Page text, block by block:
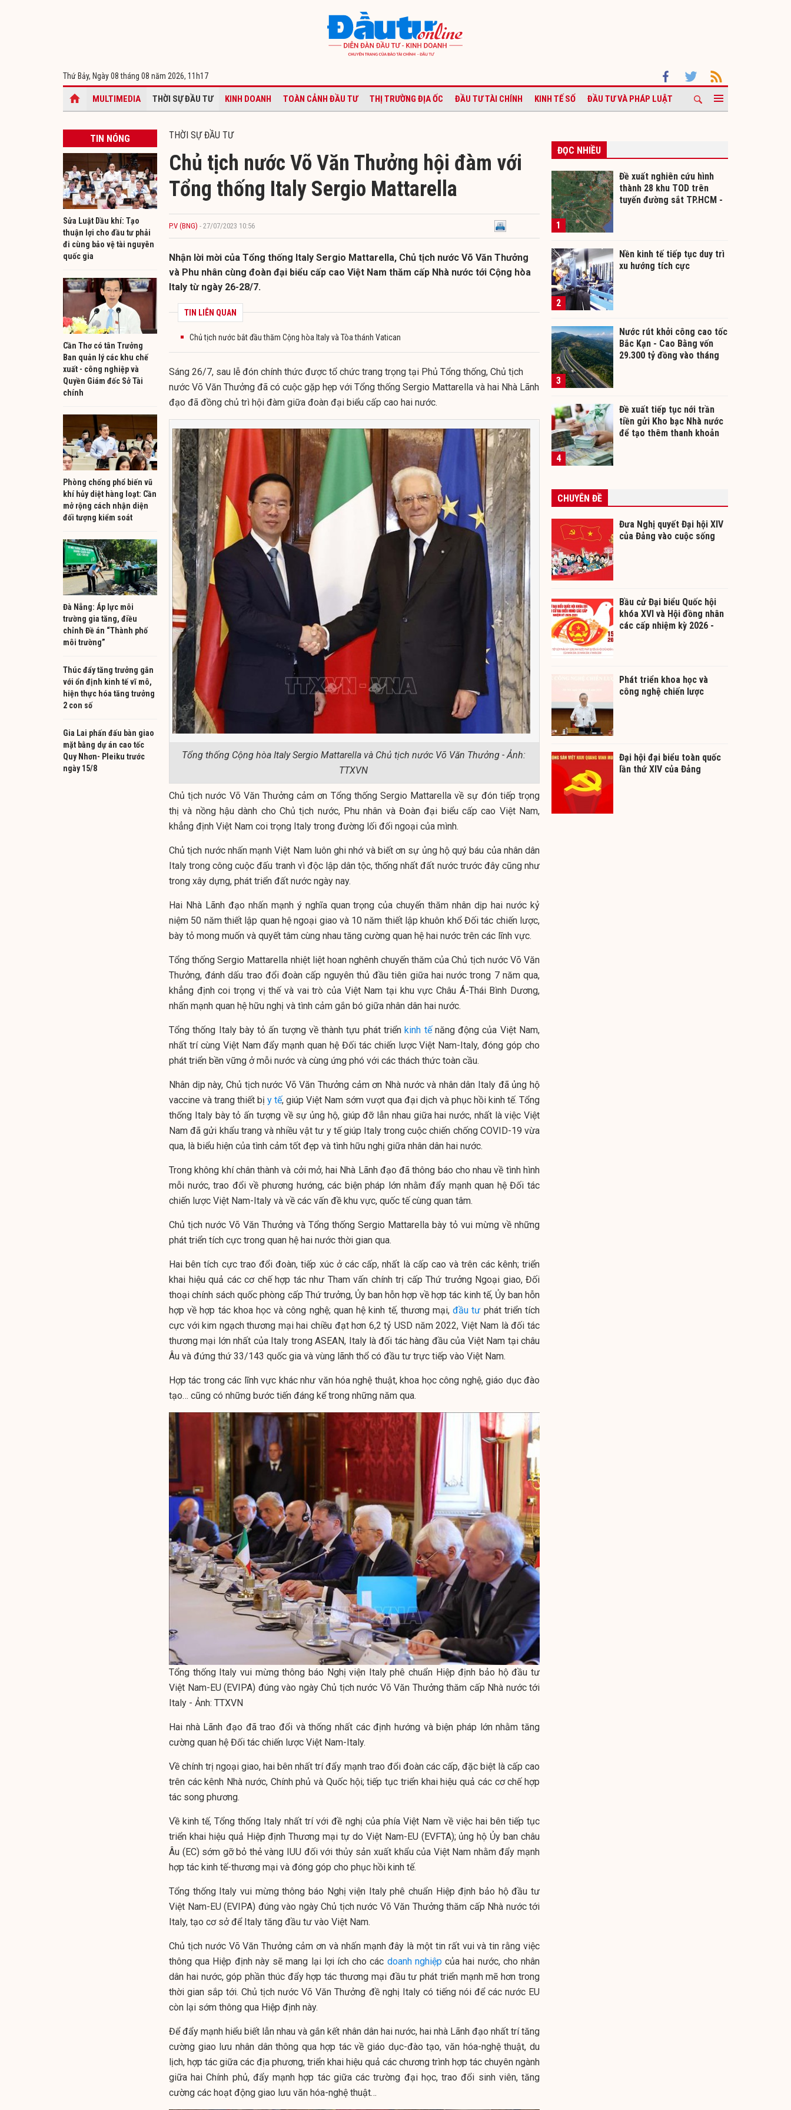
Thứ Bảy, Ngày 08 tháng 08 năm 2026, 11h17
MULTIMEDIA THỜI SỰ ĐẦU TƯ KINH DOANH TOÀN CẢNH ĐẦU TƯ THỊ TRƯỜNG ĐỊA ỐC ĐẦU TƯ TÀI CHÍNH KINH TẾ SỐ ĐẦU TƯ VÀ PHÁP LUẬT
TIN NÓNG
Sửa Luật Dầu khí: Tạo
thuận lợi cho đầu tư phải
đi cùng bảo vệ tài nguyên
quốc gia
Cần Thơ có tân Trưởng
Ban quản lý các khu chế
xuất - công nghiệp và
Quyền Giám đốc Sở Tài
chính
Phòng chống phổ biến vũ
khí hủy diệt hàng loạt: Cần
mở rộng cách nhận diện
đối tượng kiểm soát
Đà Nẵng: Áp lực môi
trường gia tăng, điều
chỉnh Đề án “Thành phố
môi trường”
Thúc đẩy tăng trưởng gắn
với ổn định kinh tế vĩ mô,
hiện thực hóa tăng trưởng
2 con số
Gia Lai phấn đấu bàn giao
mặt bằng dự án cao tốc
Quy Nhơn- Pleiku trước
ngày 15/8
THỜI SỰ ĐẦU TƯ
Chủ tịch nước Võ Văn Thưởng hội đàm với
Tổng thống Italy Sergio Mattarella
P.V (BNG) - 27/07/2023 10:56
Nhận lời mời của Tổng thống Italy Sergio Mattarella, Chủ tịch nước Võ Văn Thưởng
và Phu nhân cùng đoàn đại biểu cấp cao Việt Nam thăm cấp Nhà nước tới Cộng hòa
Italy từ ngày 26-28/7.
TIN LIÊN QUAN
Chủ tịch nước bắt đầu thăm Cộng hòa Italy và Tòa thánh Vatican
Sáng 26/7, sau lễ đón chính thức được tổ chức trang trọng tại Phủ Tổng thống, Chủ tịch
nước Võ Văn Thưởng đã có cuộc gặp hẹp với Tổng thống Sergio Mattarella và hai Nhà Lãnh
đạo đã đồng chủ trì hội đàm giữa đoàn đại biểu cấp cao hai nước.
Tổng thống Cộng hòa Italy Sergio Mattarella và Chủ tịch nước Võ Văn Thưởng - Ảnh:
TTXVN
Chủ tịch nước Võ Văn Thưởng cảm ơn Tổng thống Sergio Mattarella về sự đón tiếp trọng
thị và nồng hậu dành cho Chủ tịch nước, Phu nhân và Đoàn đại biểu cấp cao Việt Nam,
khẳng định Việt Nam coi trọng Italy trong đường lối đối ngoại của mình.
Chủ tịch nước nhấn mạnh Việt Nam luôn ghi nhớ và biết ơn sự ủng hộ quý báu của nhân dân
Italy trong công cuộc đấu tranh vì độc lập dân tộc, thống nhất đất nước trước đây cũng như
trong xây dựng, phát triển đất nước ngày nay.
Hai Nhà Lãnh đạo nhấn mạnh ý nghĩa quan trọng của chuyến thăm nhân dịp hai nước kỷ
niệm 50 năm thiết lập quan hệ ngoại giao và 10 năm thiết lập khuôn khổ Đối tác chiến lược,
bày tỏ mong muốn và quyết tâm cùng nhau tăng cường quan hệ hai nước trên các lĩnh vực.
Tổng thống Sergio Mattarella nhiệt liệt hoan nghênh chuyến thăm của Chủ tịch nước Võ Văn
Thưởng, đánh dấu trao đổi đoàn cấp nguyên thủ đầu tiên giữa hai nước trong 7 năm qua,
khẳng định coi trọng vị thế và vai trò của Việt Nam tại khu vực Châu Á-Thái Bình Dương,
nhấn mạnh quan hệ hữu nghị và tình cảm gắn bó giữa nhân dân hai nước.
Tổng thống Italy bày tỏ ấn tượng về thành tựu phát triểnkinh tếnăng động của Việt Nam,
nhất trí cùng Việt Nam đẩy mạnh quan hệ Đối tác chiến lược Việt Nam-Italy, đóng góp cho
phát triển bền vững ở mỗi nước và cùng ứng phó với các thách thức toàn cầu.
Nhân dịp này, Chủ tịch nước Võ Văn Thưởng cảm ơn Nhà nước và nhân dân Italy đã ủng hộ
vaccine và trang thiết bị y tế, giúp Việt Nam sớm vượt qua đại dịch và phục hồi kinh tế. Tổng
thống Italy bày tỏ ấn tượng về sự ủng hộ, giúp đỡ lẫn nhau giữa hai nước, nhất là việc Việt
Nam đã gửi khẩu trang và nhiều vật tư y tế giúp Italy trong cuộc chiến chống COVID-19 vừa
qua, là biểu hiện của tình cảm tốt đẹp và tình hữu nghị giữa nhân dân hai nước.
Trong không khí chân thành và cởi mở, hai Nhà Lãnh đạo đã thông báo cho nhau về tình hình
mỗi nước, trao đổi về phương hướng, các biện pháp lớn nhằm đẩy mạnh quan hệ Đối tác
chiến lược Việt Nam-Italy và về các vấn đề khu vực, quốc tế cùng quan tâm.
Chủ tịch nước Võ Văn Thưởng và Tổng thống Sergio Mattarella bày tỏ vui mừng về những
phát triển tích cực trong quan hệ hai nước thời gian qua.
Hai bên tích cực trao đổi đoàn, tiếp xúc ở các cấp, nhất là cấp cao và trên các kênh; triển
khai hiệu quả các cơ chế hợp tác như Tham vấn chính trị cấp Thứ trưởng Ngoại giao, Đối
thoại chính sách quốc phòng cấp Thứ trưởng, Ủy ban hỗn hợp về hợp tác kinh tế, Ủy ban hỗn
hợp về hợp tác khoa học và công nghệ; quan hệ kinh tế, thương mại,đầu tư phát triển tích
cực với kim ngạch thương mại hai chiều đạt hơn 6,2 tỷ USD năm 2022, Việt Nam là đối tác
thương mại lớn nhất của Italy trong ASEAN, Italy là đối tác hàng đầu của Việt Nam tại châu
Âu và đứng thứ 33/143 quốc gia và vùng lãnh thổ có đầu tư trực tiếp vào Việt Nam.
Hợp tác trong các lĩnh vực khác như văn hóa nghệ thuật, khoa học công nghệ, giáo dục đào
tạo… cũng có những bước tiến đáng kể trong những năm qua.
Tổng thống Italy vui mừng thông báo Nghị viện Italy phê chuẩn Hiệp định bảo hộ đầu tư
Việt Nam-EU (EVIPA) đúng vào ngày Chủ tịch nước Võ Văn Thưởng thăm cấp Nhà nước tới
Italy - Ảnh: TTXVN
Hai nhà Lãnh đạo đã trao đổi và thống nhất các định hướng và biện pháp lớn nhằm tăng
cường quan hệ Đối tác chiến lược Việt Nam-Italy.
Về chính trị ngoại giao, hai bên nhất trí đẩy mạnh trao đổi đoàn các cấp, đặc biệt là cấp cao
trên các kênh Nhà nước, Chính phủ và Quốc hội; tiếp tục triển khai hiệu quả các cơ chế hợp
tác song phương.
Về kinh tế, Tổng thống Italy nhất trí với đề nghị của phía Việt Nam về việc hai bên tiếp tục
triển khai hiệu quả Hiệp định Thương mại tự do Việt Nam-EU (EVFTA); ủng hộ Ủy ban châu
Âu (EC) sớm gỡ bỏ thẻ vàng IUU đối với thủy sản xuất khẩu của Việt Nam nhằm đẩy mạnh
hợp tác kinh tế-thương mại và đóng góp cho phục hồi kinh tế.
Tổng thống Italy vui mừng thông báo Nghị viện Italy phê chuẩn Hiệp định bảo hộ đầu tư
Việt Nam-EU (EVIPA) đúng vào ngày Chủ tịch nước Võ Văn Thưởng thăm cấp Nhà nước tới
Italy, tạo cơ sở để Italy tăng đầu tư vào Việt Nam.
Chủ tịch nước Võ Văn Thưởng cảm ơn và nhấn mạnh đây là một tin rất vui và tin rằng việc
thông qua Hiệp định này sẽ mang lại lợi ích cho các doanh nghiệpcủa hai nước, cho nhân
dân hai nước, góp phần thúc đẩy hợp tác thương mại đầu tư phát triển mạnh mẽ hơn trong
thời gian sắp tới. Chủ tịch nước Võ Văn Thưởng đề nghị Italy có tiếng nói để các nước EU
còn lại sớm thông qua Hiệp định này.
Để đẩy mạnh hiểu biết lẫn nhau và gắn kết nhân dân hai nước, hai nhà Lãnh đạo nhất trí tăng
cường giao lưu nhân dân thông qua hợp tác về giáo dục-đào tạo, văn hóa-nghệ thuật, du
lịch, hợp tác giữa các địa phương, triển khai hiệu quả các chương trình hợp tác chuyên ngành
giữa hai Chính phủ, đẩy mạnh hợp tác giữa các trường đại học, trao đổi sinh viên, tăng
cường các hoạt động giao lưu văn hóa-nghệ thuật…
ĐỌC NHIỀU
1
Đề xuất nghiên cứu hình
thành 28 khu TOD trên
tuyến đường sắt TP.HCM -
2
Nền kinh tế tiếp tục duy trì
xu hướng tích cực
3
Nước rút khởi công cao tốc
Bắc Kạn - Cao Bằng vốn
29.300 tỷ đồng vào tháng
4
Đề xuất tiếp tục nới trần
tiền gửi Kho bạc Nhà nước
để tạo thêm thanh khoản
CHUYÊN ĐỀ
Đưa Nghị quyết Đại hội XIV
của Đảng vào cuộc sống
Bầu cử Đại biểu Quốc hội
khóa XVI và Hội đồng nhân
các cấp nhiệm kỳ 2026 -
Phát triển khoa học và
công nghệ chiến lược
Đại hội đại biểu toàn quốc
lần thứ XIV của Đảng